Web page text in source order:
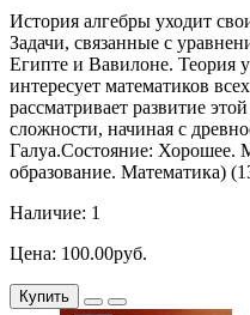
История алгебры уходит
Задачи, связанные с
Египте и Вавилоне. Теория
интересует математиков
рассматривает развитие
сложности, начиная с
Галуа.Состояние: Хорошее.
образование. Математика)
Наличие: 1
Цена: 100.00руб.
Купить